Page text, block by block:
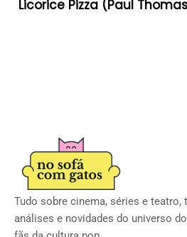
Licorice Pizza (Paul
Tudo sobre cinema, séries e teatro,
análises e novidades do universo